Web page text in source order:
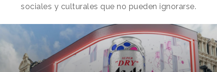
sociales y culturales que no pueden ignorarse.